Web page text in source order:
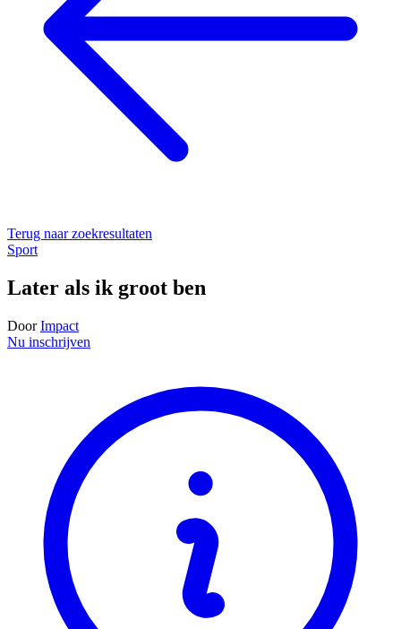
Terug naar zoekresultaten
Sport
Later als ik groot ben
Door Impact
Nu inschrijven